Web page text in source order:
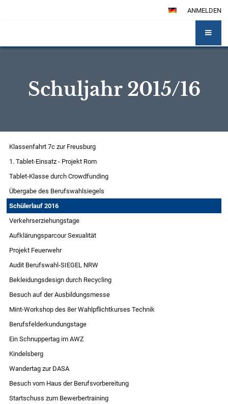
ANMELDEN
Schuljahr 2015/16
Schuljahr
2015/16
Klassenfahrt 7c zur Freusburg
1. Tablet-Einsatz - Projekt Rom
Tablet-Klasse durch Crowdfunding
Übergabe des Berufswahlsiegels
Schülerlauf 2016
Verkehrserziehungstage
Aufklärungsparcour Sexualität
Projekt Feuerwehr
Audit Berufswahl-SIEGEL NRW
Bekleidungsdesign durch Recycling
Besuch auf der Ausbildungsmesse
Mint-Workshop des 8er Wahlpflichtkurses Technik
Berufsfelderkundungstage
Ein Schnuppertag im AWZ
Kindelsberg
Wandertag zur DASA
Besuch vom Haus der Berufsvorbereitung
Startschuss zum Bewerbertraining